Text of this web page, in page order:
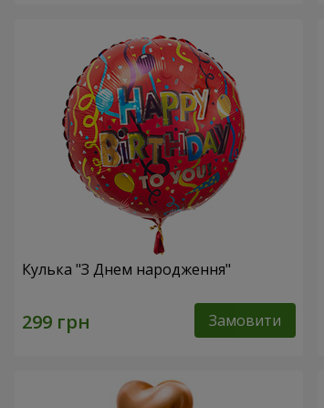
Кулька "З Днем народження"
Замовити